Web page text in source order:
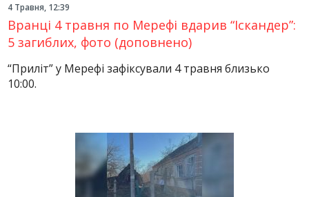
4 Травня, 12:39
Вранці 4 травня по Мерефі вдарив “Іскандер”:
5 загиблих, фото (доповнено)
“Приліт” у Мерефі зафіксували 4 травня близько
10:00.